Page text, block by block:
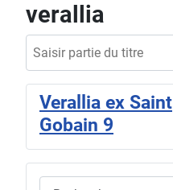
verallia
Verallia ex Saint
Gobain 9